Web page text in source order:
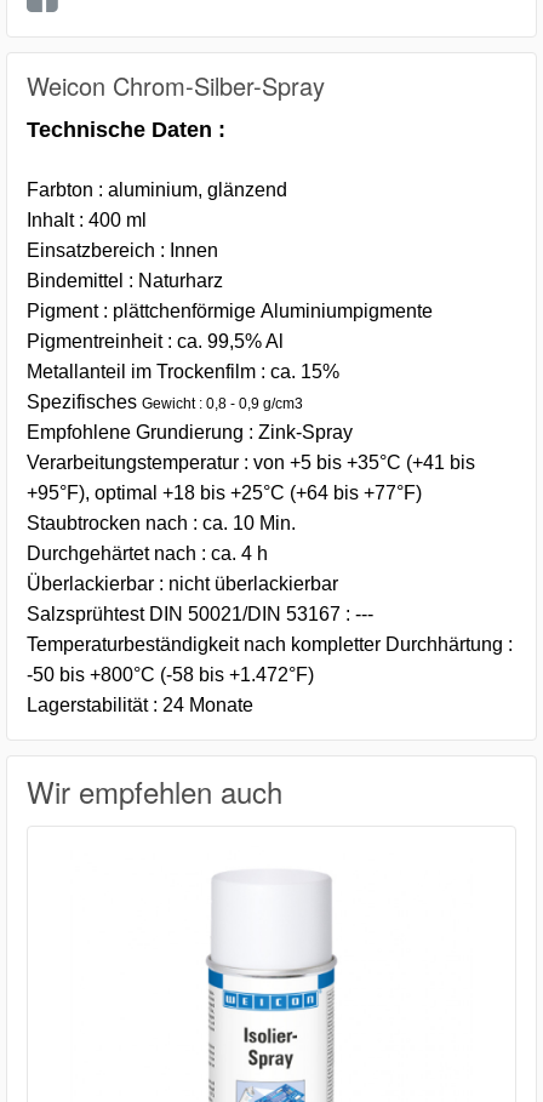
Weicon Chrom-Silber-Spray
Technische Daten :
Farbton : aluminium, glänzend
Inhalt : 400 ml
Einsatzbereich : Innen
Bindemittel : Naturharz
Pigment : plättchenförmige Aluminiumpigmente
Pigmentreinheit : ca. 99,5% Al
Metallanteil im Trockenfilm : ca. 15%
Spezifisches Gewicht : 0,8 - 0,9 g/cm3
Empfohlene Grundierung : Zink-Spray
Verarbeitungstemperatur : von +5 bis +35°C (+41 bis
+95°F), optimal +18 bis +25°C (+64 bis +77°F)
Staubtrocken nach : ca. 10 Min.
Durchgehärtet nach : ca. 4 h
Überlackierbar : nicht überlackierbar
Salzsprühtest DIN 50021/DIN 53167 : ---
Temperaturbeständigkeit nach kompletter Durchhärtung :
-50 bis +800°C (-58 bis +1.472°F)
Lagerstabilität : 24 Monate
Wir empfehlen auch